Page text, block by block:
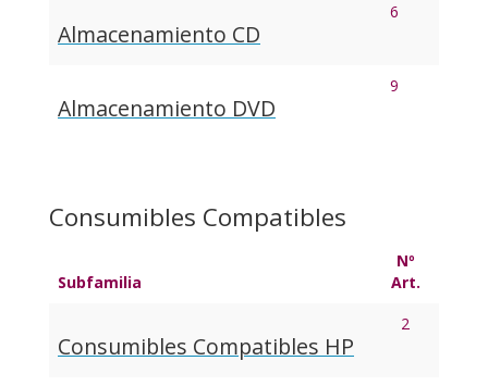
Almacenamiento CD
6
Almacenamiento DVD
9
Consumibles Compatibles
Subfamilia
Nº
Art.
Consumibles Compatibles HP
2